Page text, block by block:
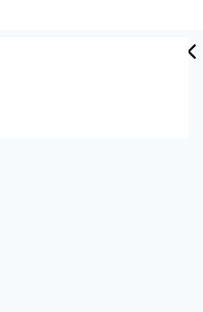
el acuerdo
(UE) y el Mercosur,